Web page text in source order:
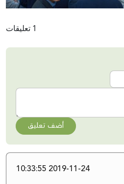
1 تعليقات
أضف تعليق
2019-11-24 10:33:55